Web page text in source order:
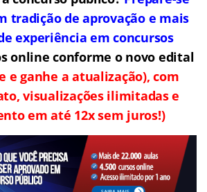
tradição de aprovação e mais
experiência em concursos
online conforme o novo edital
e ganhe a atualização), com
visualizações ilimitadas e
em até 12x sem juros!)